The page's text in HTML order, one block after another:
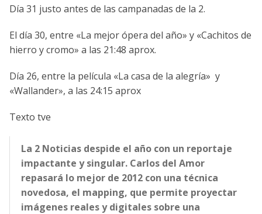
Día 31 justo antes de las campanadas de la 2.
El día 30, entre «La mejor ópera del año» y «Cachitos de
hierro y cromo» a las 21:48 aprox.
Día 26, entre la película «La casa de la alegría» y
«Wallander», a las 24:15 aprox
Texto tve
La 2 Noticias despide el año con un reportaje
impactante y singular. Carlos del Amor
repasará lo mejor de 2012 con una técnica
novedosa, el mapping, que permite proyectar
imágenes reales y digitales sobre una